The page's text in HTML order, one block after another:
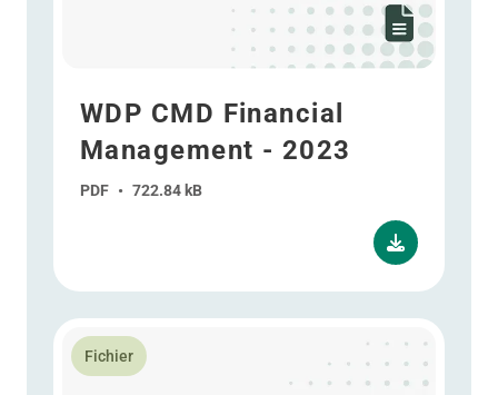
WDP CMD Financial
Management - 2023
PDF • 722.84 kB
Fichier
En savoir plus WDP CMD Maison du port d'Anvers -